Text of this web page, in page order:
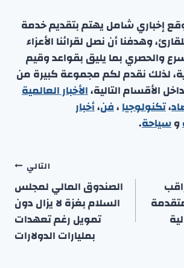
إخباري شامل يهتم بتقديم خدمة
وهدفنا أن نصل لقرائنا الأعزاء
والحصري بما يليق بقواعد وقيم
لذلك نقدم لكم مجموعة كبيرة من
الأقسام التالية،الأخبار العالمية
،تكنولوجيا،فن،أخبار
وسياحة.
التالي
الصندوق المالي لمجلس
السلام بغزة لا يزال دون
تمويل رغم تعهدات
بمليارات الدولارات